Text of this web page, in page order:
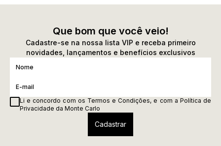
Que bom que você veio!
Cadastre-se na nossa lista VIP e receba primeiro
novidades, lançamentos e benefícios exclusivos
Li e concordo com os Termos e Condições, e com a Política de
Privacidade da Monte Carlo